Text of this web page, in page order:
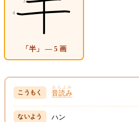
「半」 — 5 画
音読み
おんよみ
ハン